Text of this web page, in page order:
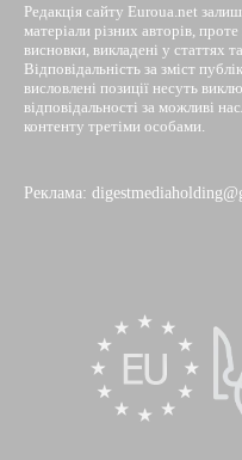
Редакція сайту Euroua.net
матеріали різних авторів,
висновки, викладені у статтях
Відповідальність за зміст
висловлені позиції несуть
відповідальності за можливі
контенту третіми особами.
Реклама: